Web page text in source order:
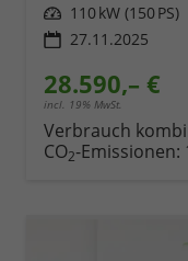
Leistung 110 kW (150 PS)
27.11.2025
28.590,– €
incl. 19% MwSt.
Verbrauch
CO2-Emissionen: